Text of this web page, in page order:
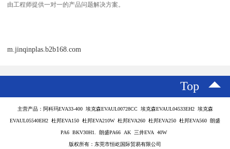
由工程师提供一对一的产品问题解决方案。
m.jinqinplas.b2b168.com
Top
主营产品：阿科玛EVA33-400 埃克森EVAUL00728CC 埃克森EVAUL04533EH2 埃克森
EVAUL05540EH2 杜邦EVA150 杜邦EVA210W 杜邦EVA260 杜邦EVA250 杜邦EVA560 朗盛
PA6 BKV30H1. 朗盛PA66 AK 三井EVA 40W
版权所有：东莞市恒屹国际贸易有限公司